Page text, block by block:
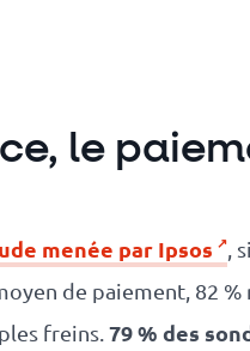
le
menée par Ipsos
,
de paiement, 82
freins. 79 % des